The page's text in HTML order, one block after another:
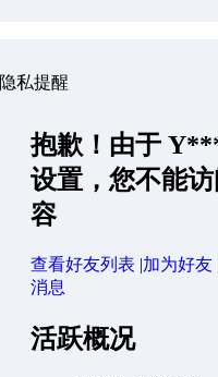
隐私提醒
抱歉！由于
设置，您不能
容
查看好友列表 |加为好友
消息
活跃概况